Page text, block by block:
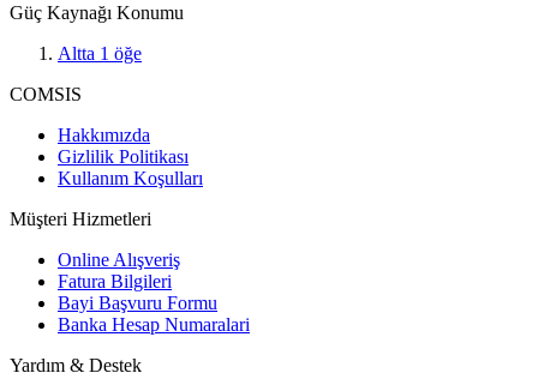
Güç Kaynağı Konumu
Altta 1 öğe
COMSIS
Hakkımızda
Gizlilik Politikası
Kullanım Koşulları
Müşteri Hizmetleri
Online Alışveriş
Fatura Bilgileri
Bayi Başvuru Formu
Banka Hesap Numaralari
Yardım & Destek